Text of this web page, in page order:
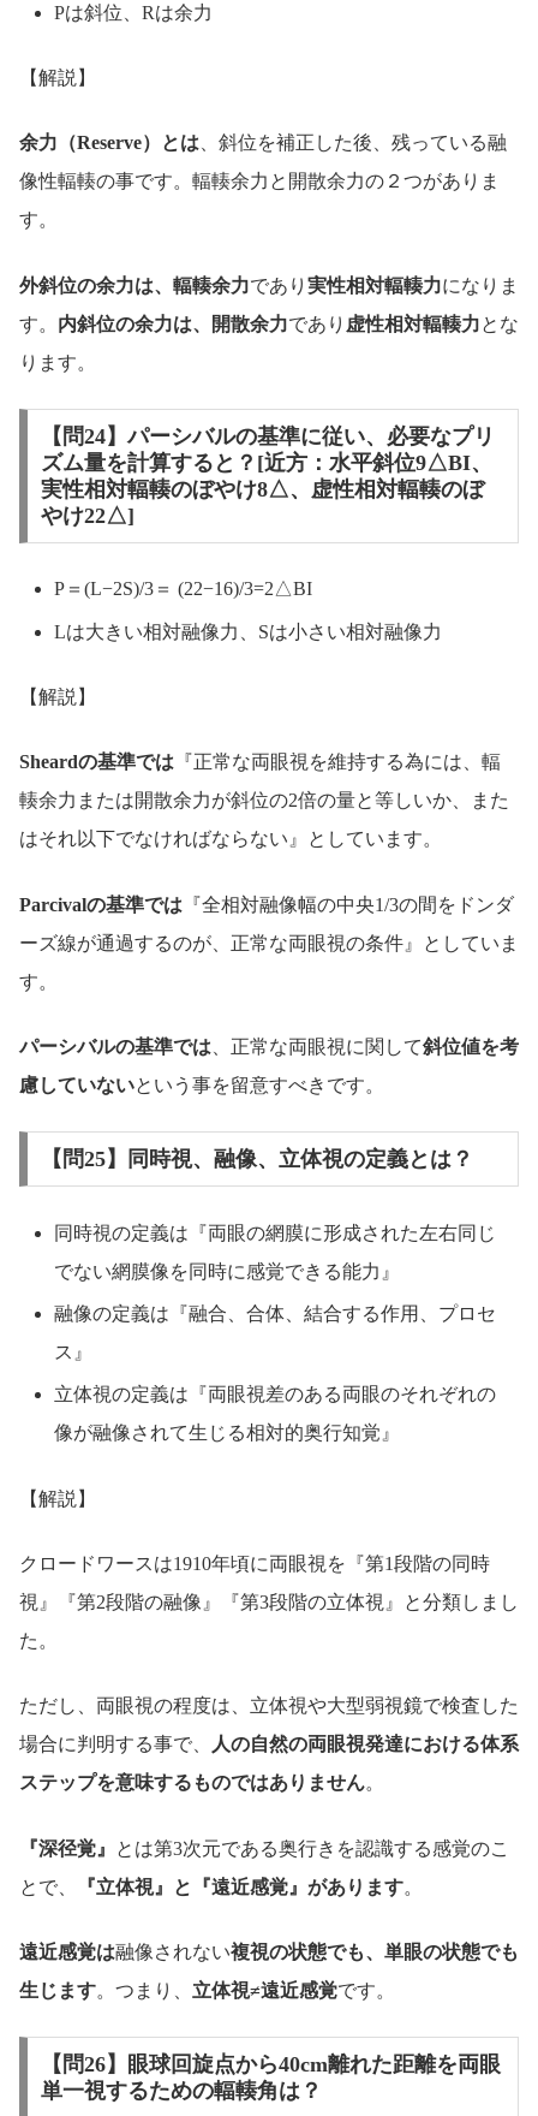
Pは斜位、Rは余力
【解説】
余力（Reserve）とは 、斜位を補正した後、残っている融
像性輻輳の事です。輻輳余力と開散余力の２つがありま
す。
外斜位の余力は、輻輳余力であり 実性相対輻輳力になりま
す。 内斜位の余力は、開散余力であり 虚性相対輻輳力とな
ります。
【問24】パーシバルの基準に従い、必要なプリ
ズム量を計算すると？[近方：水平斜位9△BI、
実性相対輻輳のぼやけ8△、虚性相対輻輳のぼ
やけ22△]
P＝(L−2S)/3＝ (22−16)/3=2△BI
Lは大きい相対融像力、Sは小さい相対融像力
【解説】
Sheardの基準では 『正常な両眼視を維持する為には、輻
輳余力または開散余力が斜位の2倍の量と等しいか、また
はそれ以下でなければならない』としています。
Parcivalの基準では 『全相対融像幅の中央1/3の間をドンダ
ーズ線が通過するのが、正常な両眼視の条件』としていま
す。
パーシバルの基準では 、正常な両眼視に関して斜位値を考
慮していないという事を留意すべきです。
【問25】同時視、融像、立体視の定義とは？
同時視の定義は『両眼の網膜に形成された左右同じ
でない網膜像を同時に感覚できる能力』
融像の定義は『融合、合体、結合する作用、プロセ
ス』
立体視の定義は『両眼視差のある両眼のそれぞれの
像が融像されて生じる相対的奥行知覚』
【解説】
クロードワースは1910年頃に両眼視を『第1段階の同時
視』『第2段階の融像』『第3段階の立体視』と分類しまし
た。
ただし、両眼視の程度は、立体視や大型弱視鏡で検査した
場合に判明する事で、
人の自然の両眼視発達における体系
ステップを意味するものではありません。
『深径覚』
とは第3次元である奥行きを認識する感覚のこ
とで、
『立体視』と『遠近感覚』があります。
遠近感覚は融像されない複視の状態でも、単眼の状態でも
生じます。つまり、 立体視≠遠近感覚です。
【問26】眼球回旋点から40cm離れた距離を両眼
単一視するための輻輳角は？